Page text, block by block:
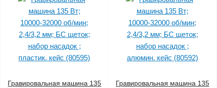
Гравировальная машина 135
Гравировальная машина 135